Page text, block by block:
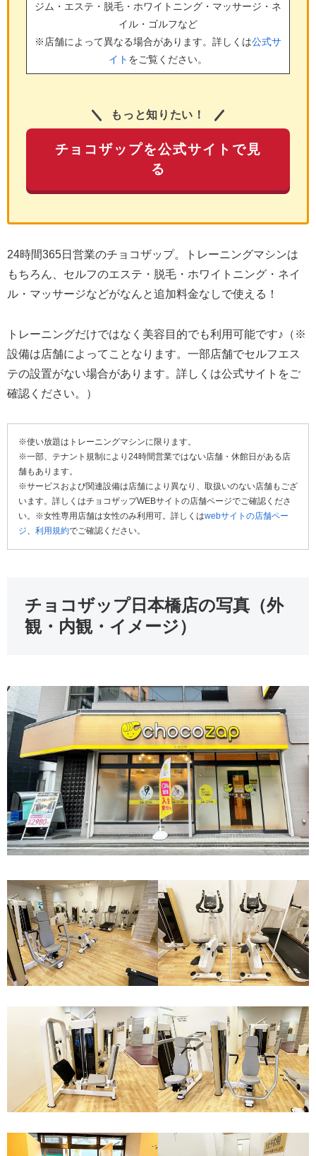
ジム・エステ・脱毛・ホワイトニング・マッサージ・ネ
イル・ゴルフなど
※店舗によって異なる場合があります。詳しくは公式サ
イト をご覧ください。
もっと知りたい！
チョコザップを公式サイトで見
る
24時間365日営業のチョコザップ。トレーニングマシンは
もちろん、セルフのエステ・脱毛・ホワイトニング・ネイ
ル・マッサージなどがなんと追加料金なしで使える！
トレーニングだけではなく美容目的でも利用可能です♪（※
設備は店舗によってことなります。一部店舗でセルフエス
テの設置がない場合があります。詳しくは公式サイトをご
確認ください。）
※使い放題はトレーニングマシンに限ります。
※一部、テナント規制により24時間営業ではない店舗・休館日がある店
舗もあります。
※サービスおよび関連設備は店舗により異なり、取扱いのない店舗もござ
います。詳しくはチョコザップWEBサイトの店舗ページでご確認くださ
い。※女性専用店舗は女性のみ利用可。詳しくはwebサイトの店舗ペー
ジ、 利用規約でご確認ください。
チョコザップ日本橋店の写真（外
観・内観・イメージ）